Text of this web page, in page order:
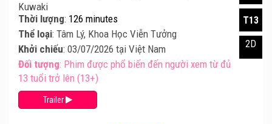
Kuwaki
Thời lượng: 126 minutes
Thể loại: Tâm Lý, Khoa Học Viễn Tưởng
Khởi chiếu: 03/07/2026 tại Việt Nam
Đối tượng: Phim được phổ biến đến người xem từ đủ
13 tuổi trở lên (13+)
Trailer
T13
2D